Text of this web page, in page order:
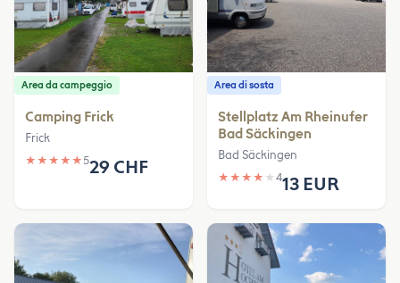
Area da campeggio
Camping Frick
Frick
★ ★ ★ ★ ★529 CHF
Area di sosta
Stellplatz Am Rheinufer
Bad Säckingen
Bad Säckingen
★ ★ ★ ★ ★ 413 EUR